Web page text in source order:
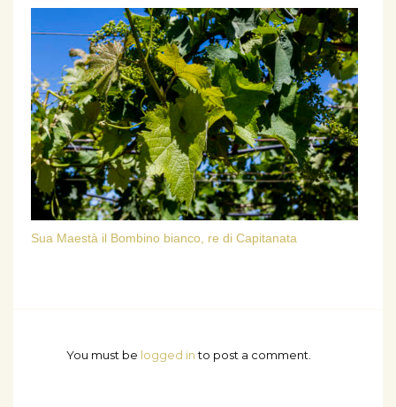
Sua Maestà il Bombino bianco, re di Capitanata
You must be logged into post a comment.